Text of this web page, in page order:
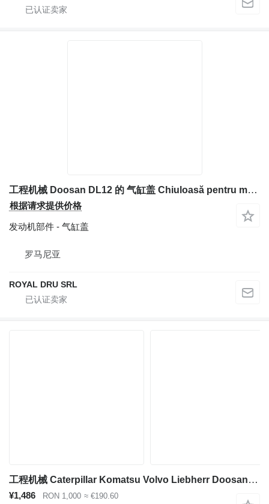
工程机械 Doosan DL12 的 气缸盖 Chiuloasă pentru motor
根据请求提供价格
发动机部件 - 气缸盖
罗马尼亚
ROYAL DRU SRL
工程机械 Caterpillar Komatsu Volvo Liebherr Doosan 的 发动机 Doosan DL06
¥1,486 RON 1,000 ≈ €190.60